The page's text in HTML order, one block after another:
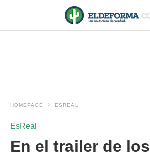
HOMEPAGE ESREAL
EsReal
En el trailer de los